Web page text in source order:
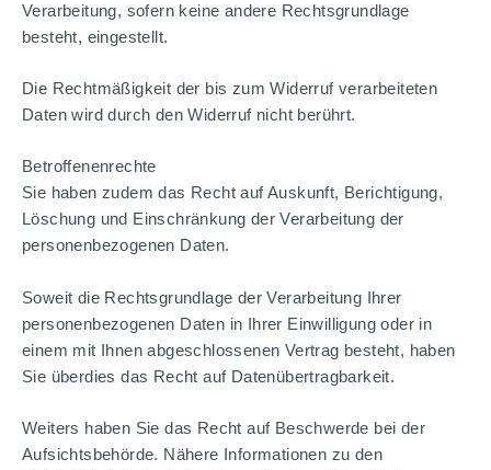
Verarbeitung, sofern keine andere Rechtsgrundlage
besteht, eingestellt.
Die Rechtmäßigkeit der bis zum Widerruf verarbeiteten
Daten wird durch den Widerruf nicht berührt.
Betroffenenrechte
Sie haben zudem das Recht auf Auskunft, Berichtigung,
Löschung und Einschränkung der Verarbeitung der
personenbezogenen Daten.
Soweit die Rechtsgrundlage der Verarbeitung Ihrer
personenbezogenen Daten in Ihrer Einwilligung oder in
einem mit Ihnen abgeschlossenen Vertrag besteht, haben
Sie überdies das Recht auf Datenübertragbarkeit.
Weiters haben Sie das Recht auf Beschwerde bei der
Aufsichtsbehörde. Nähere Informationen zu den